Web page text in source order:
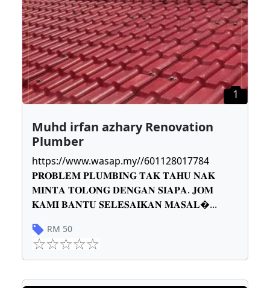
1
Muhd irfan azhary Renovation
Plumber
https://www.wasap.my//601128017784
𝐏𝐑𝐎𝐁𝐋𝐄𝐌 𝐏𝐋𝐔𝐌𝐁𝐈𝐍𝐆 𝐓𝐀𝐊 𝐓𝐀𝐇𝐔 𝐍𝐀𝐊
𝐌𝐈𝐍𝐓𝐀 𝐓𝐎𝐋𝐎𝐍𝐆 𝐃𝐄𝐍𝐆𝐀𝐍 𝐒𝐈𝐀𝐏𝐀. 𝐉𝐎𝐌
𝐊𝐀𝐌𝐈 𝐁𝐀𝐍𝐓𝐔 𝐒𝐄𝐋𝐄𝐒𝐀𝐈𝐊𝐀𝐍 𝐌𝐀𝐒𝐀𝐋...
RM 50